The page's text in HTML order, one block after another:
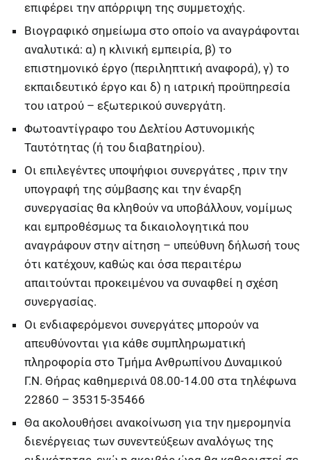
επιφέρει την απόρριψη της συμμετοχής.
Βιογραφικό σημείωμα στο οποίο να αναγράφονται
αναλυτικά: α) η κλινική εμπειρία, β) το
επιστημονικό έργο (περιληπτική αναφορά), γ) το
εκπαιδευτικό έργο και δ) η ιατρική προϋπηρεσία
του ιατρού – εξωτερικού συνεργάτη.
Φωτοαντίγραφο του Δελτίου Αστυνομικής
Ταυτότητας (ή του διαβατηρίου).
Οι επιλεγέντες υποψήφιοι συνεργάτες , πριν την
υπογραφή της σύμβασης και την έναρξη
συνεργασίας θα κληθούν να υποβάλλουν, νομίμως
και εμπροθέσμως τα δικαιολογητικά που
αναγράφουν στην αίτηση – υπεύθυνη δήλωσή τους
ότι κατέχουν, καθώς και όσα περαιτέρω
απαιτούνται προκειμένου να συναφθεί η σχέση
συνεργασίας.
Οι ενδιαφερόμενοι συνεργάτες μπορούν να
απευθύνονται για κάθε συμπληρωματική
πληροφορία στο Τμήμα Ανθρωπίνου Δυναμικού
Γ.Ν. Θήρας καθημερινά 08.00-14.00 στα τηλέφωνα
22860 – 35315-35466
Θα ακολουθήσει ανακοίνωση για την ημερομηνία
διενέργειας των συνεντεύξεων αναλόγως της